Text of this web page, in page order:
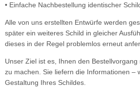
• Einfache Nachbestellung identischer
Alle von uns erstellten Entwürfe werden
später ein weiteres Schild in gleicher
dieses in der Regel problemlos erneut
Unser Ziel ist es, Ihnen den
zu machen. Sie liefern die Informationen –
Gestaltung Ihres Schildes.